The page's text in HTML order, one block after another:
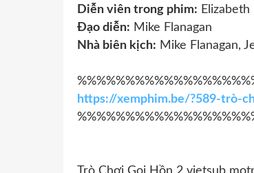
Diễn viên trong phim:
Đạo diễn: Mike Flanagan
Nhà biên kịch: Mike Flanagan,
https://xemphim.be/?589-trò-